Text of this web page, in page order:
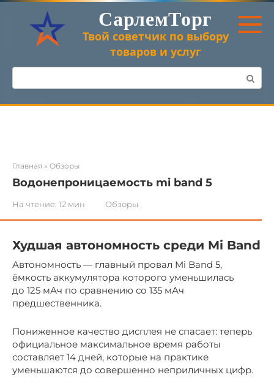
Перейти
контенту
СарлемТорг
Твой советчик по выбору
товаров и услуг
Поиск:
Главная » Обзоры
Водонепроницаемость mi band 5
На чтение: 12 мин Обзоры
Худшая автономность среди Mi Band
Автономность — главный провал Mi Band 5,
ёмкость аккумулятора которого уменьшилась
до 125 мАч по сравнению со 135 мАч
предшественника.
Пониженное качество дисплея не спасает: теперь
официальное максимальное время работы
составляет 14 дней, которые на практике
уменьшаются до совершенно неприличных цифр.